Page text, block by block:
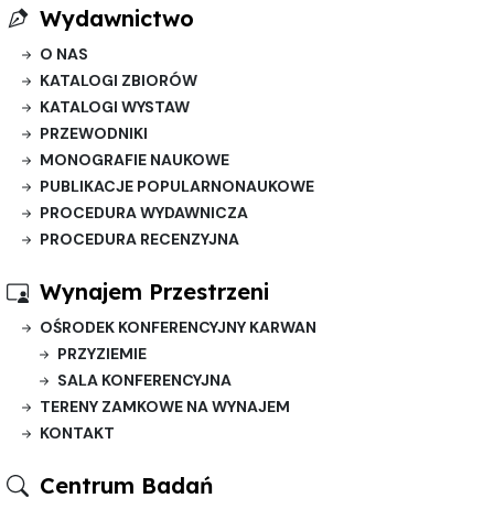
Wydawnictwo
O NAS
KATALOGI ZBIORÓW
KATALOGI WYSTAW
PRZEWODNIKI
MONOGRAFIE NAUKOWE
PUBLIKACJE POPULARNONAUKOWE
PROCEDURA WYDAWNICZA
PROCEDURA RECENZYJNA
Wynajem Przestrzeni
OŚRODEK KONFERENCYJNY KARWAN
PRZYZIEMIE
SALA KONFERENCYJNA
TERENY ZAMKOWE NA WYNAJEM
KONTAKT
Centrum Badań